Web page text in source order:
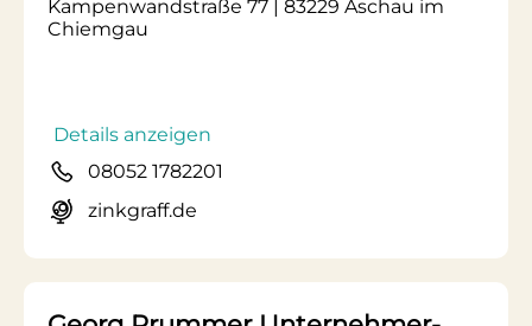
Kampenwandstraße 77 | 83229 Aschau im
Chiemgau
Details anzeigen
08052 1782201
zinkgraff.de